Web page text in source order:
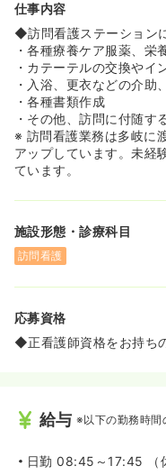
い」と考えているため
◆入社後研修は、ロー
行います♪
◆訪問看護がはじめて
す。
仕事内容
◆訪問看護ステーション
・各種療養ケア服薬、栄
・カテーテルの交換やイ
・入浴、更衣などの介助
・各種書類作成
・その他、訪問に付随す
※ 訪問看護業務は多岐に
アップしています。未経
ています。
施設形態・診療科目
訪問看護
応募資格
◆正看護師資格をお持ち
給与 ※以下の勤務時間
日勤 08:45～17:45 （